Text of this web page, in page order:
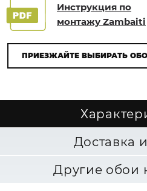
Инструкция по
монтажу Zambaiti
ПРИЕЗЖАЙТЕ ВЫБИРАТЬ
Доставка
Другие обои